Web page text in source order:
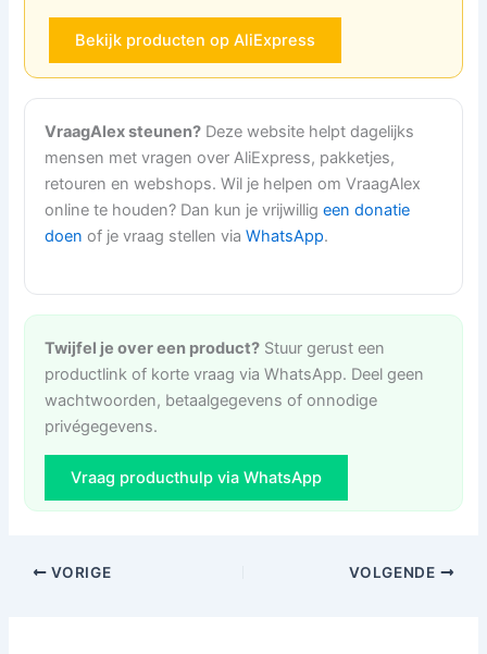
Bekijk producten op AliExpress
VraagAlex steunen? Deze website helpt dagelijks
mensen met vragen over AliExpress, pakketjes,
retouren en webshops. Wil je helpen om VraagAlex
online te houden? Dan kun je vrijwilligeen donatie
doen of je vraag stellen viaWhatsApp.
Twijfel je over een product? Stuur gerust een
productlink of korte vraag via WhatsApp. Deel geen
wachtwoorden, betaalgegevens of onnodige
privégegevens.
Vraag producthulp via WhatsApp
VORIGE VOLGENDE